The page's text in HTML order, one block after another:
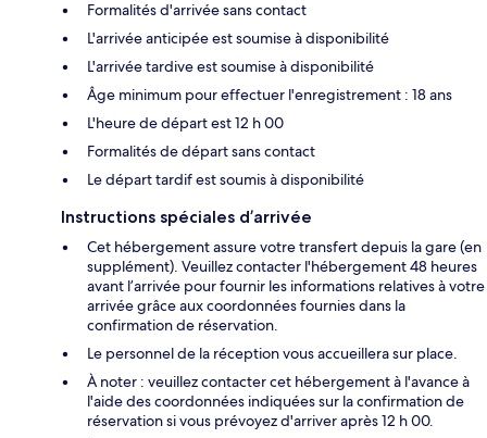
Formalités d'arrivée sans contact
L'arrivée anticipée est soumise à disponibilité
L'arrivée tardive est soumise à disponibilité
Âge minimum pour effectuer l'enregistrement : 18 ans
L'heure de départ est 12 h 00
Formalités de départ sans contact
Le départ tardif est soumis à disponibilité
Instructions spéciales d’arrivée
Cet hébergement assure votre transfert depuis la gare (en
supplément). Veuillez contacter l'hébergement 48 heures
avant l’arrivée pour fournir les informations relatives à votre
arrivée grâce aux coordonnées fournies dans la
confirmation de réservation.
Le personnel de la réception vous accueillera sur place.
À noter : veuillez contacter cet hébergement à l'avance à
l'aide des coordonnées indiquées sur la confirmation de
réservation si vous prévoyez d'arriver après 12 h 00.